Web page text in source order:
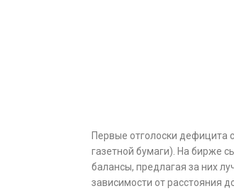
Первые отголоски дефицита
газетной бумаги). На бирже
балансы, предлагая за них
зависимости от расстояния